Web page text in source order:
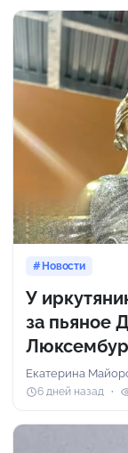
Новости
У
за пьяное
Екатерина
6 дней назад